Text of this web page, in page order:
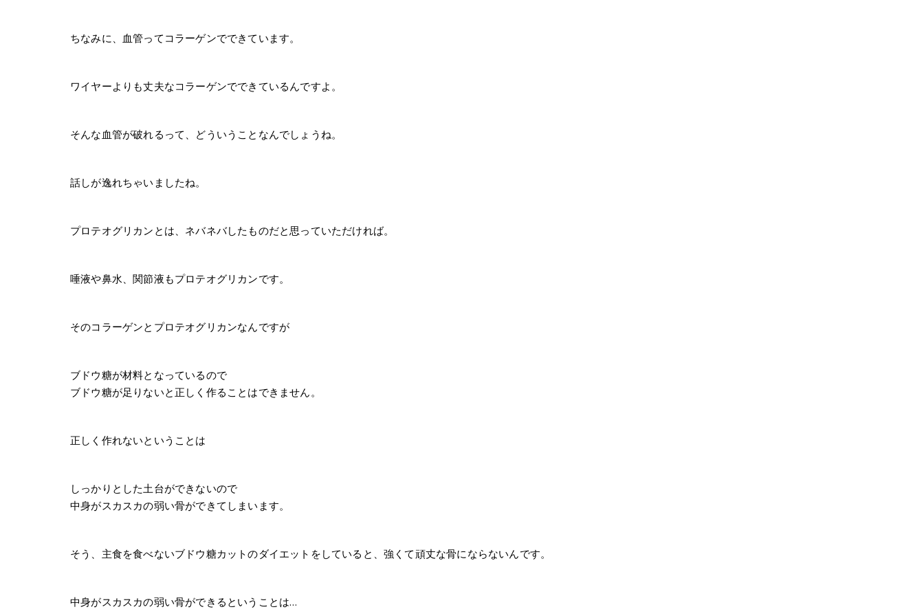
ちなみに、血管ってコラーゲンでできています。
ワイヤーよりも丈夫なコラーゲンでできているんですよ。
そんな血管が破れるって、どういうことなんでしょうね。
話しが逸れちゃいましたね。
プロテオグリカンとは、ネバネバしたものだと思っていただければ。
唾液や鼻水、関節液もプロテオグリカンです。
そのコラーゲンとプロテオグリカンなんですが
ブドウ糖が材料となっているので
ブドウ糖が足りないと正しく作ることはできません。
正しく作れないということは
しっかりとした土台ができないので
中身がスカスカの弱い骨ができてしまいます。
そう、主食を食べないブドウ糖カットのダイエットをしていると、強くて頑丈な骨にならないんです。
中身がスカスカの弱い骨ができるということは…